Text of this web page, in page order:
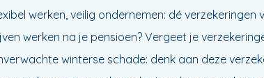
werken, veilig ondernemen: dé verzekeringen
werken na je pensioen? Vergeet je
winterse schade: denk aan deze